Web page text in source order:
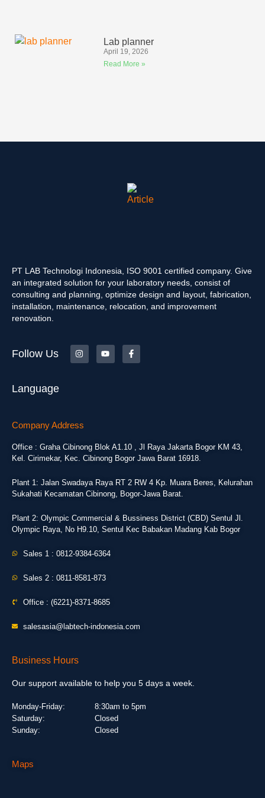
Lab planner
April 19, 2026
Read More »
PT LAB Technologi Indonesia, ISO 9001 certified company. Give
an integrated solution for your laboratory needs, consist of
consulting and planning, optimize design and layout, fabrication,
installation, maintenance, relocation, and improvement
renovation.
Follow Us
Language
Company Address
Office : Graha Cibinong Blok A1.10 , Jl Raya Jakarta Bogor KM 43,
Kel. Cirimekar, Kec. Cibinong Bogor Jawa Barat 16918.
Plant 1: Jalan Swadaya Raya RT 2 RW 4 Kp. Muara Beres, Kelurahan
Sukahati Kecamatan Cibinong, Bogor-Jawa Barat.
Plant 2: Olympic Commercial & Bussiness District (CBD) Sentul Jl.
Olympic Raya, No H9.10, Sentul Kec Babakan Madang Kab Bogor
Sales 1 : 0812-9384-6364
Sales 2 : 0811-8581-873
Office : (6221)-8371-8685
salesasia@labtech-indonesia.com
Business Hours
Our support available to help you 5 days a week.
Monday-Friday:
Saturday:
Sunday:
8:30am to 5pm
Closed
Closed
Maps